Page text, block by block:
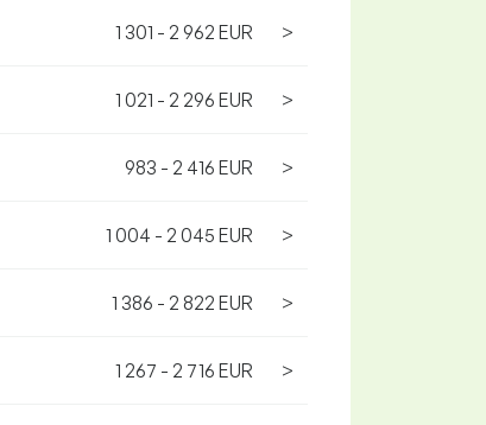
1 301 - 2 962 EUR >
1 021 - 2 296 EUR >
983 - 2 416 EUR >
1 004 - 2 045 EUR >
1 386 - 2 822 EUR >
1 267 - 2 716 EUR >